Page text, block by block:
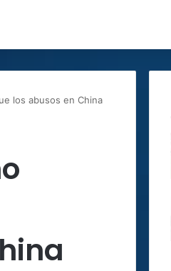
los abusos en China